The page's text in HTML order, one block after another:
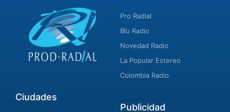
Pro Radial
Blu Radio
Novedad Radio
La Popular Estereo
Colombia Radio
Ciudades
Publicidad